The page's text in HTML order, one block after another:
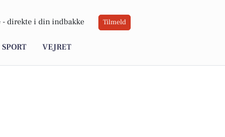
- direkte i din indbakke Tilmeld
SPORT VEJRET